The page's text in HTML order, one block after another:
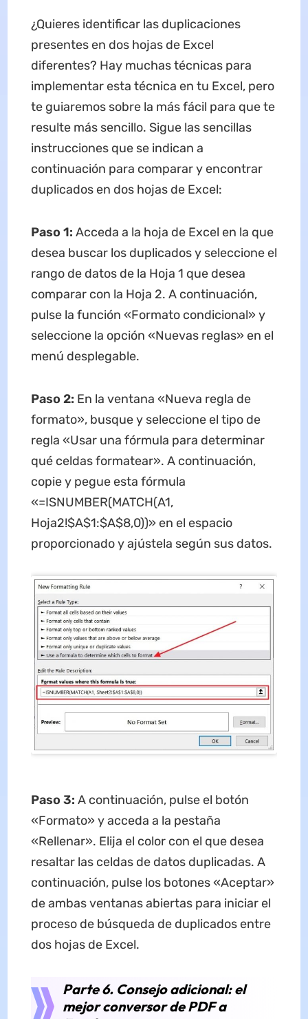
¿Quieres identificar las duplicaciones
presentes en dos hojas de Excel
diferentes? Hay muchas técnicas para
implementar esta técnica en tu Excel, pero
te guiaremos sobre la más fácil para que te
resulte más sencillo. Sigue las sencillas
instrucciones que se indican a
continuación para comparar y encontrar
duplicados en dos hojas de Excel:
Paso 1: Acceda a la hoja de Excel en la que
desea buscar los duplicados y seleccione el
rango de datos de la Hoja 1 que desea
comparar con la Hoja 2. A continuación,
pulse la función «Formato condicional» y
seleccione la opción «Nuevas reglas» en el
menú desplegable.
Paso 2: En la ventana «Nueva regla de
formato», busque y seleccione el tipo de
regla «Usar una fórmula para determinar
qué celdas formatear». A continuación,
copie y pegue esta fórmula
«=ISNUMBER(MATCH(A1,
Hoja2!$A$1:$A$8,0))» en el espacio
proporcionado y ajústela según sus datos.
Paso 3: A continuación, pulse el botón
«Formato» y acceda a la pestaña
«Rellenar». Elija el color con el que desea
resaltar las celdas de datos duplicadas. A
continuación, pulse los botones «Aceptar»
de ambas ventanas abiertas para iniciar el
proceso de búsqueda de duplicados entre
dos hojas de Excel.
Parte 6. Consejo adicional: el
mejor conversor de PDF a